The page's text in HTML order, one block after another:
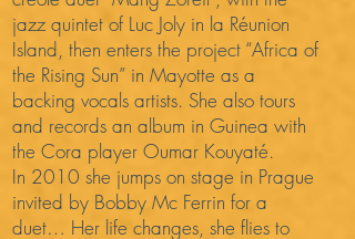
jazz quintet of Luc Joly in la Réunion
Island, then enters the project “Africa of
the Rising Sun” in Mayotte as a
backing vocals artists. She also tours
and records an album in Guinea with
the Cora player Oumar Kouyaté.
In 2010 she jumps on stage in Prague
invited by Bobby Mc Ferrin for a
duet… Her life changes, she flies to